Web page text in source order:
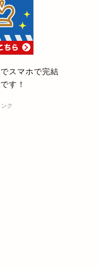
スマホで完結
す！
ク